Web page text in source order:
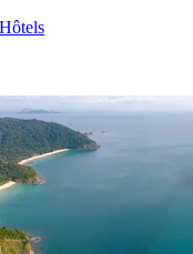
Hôtels